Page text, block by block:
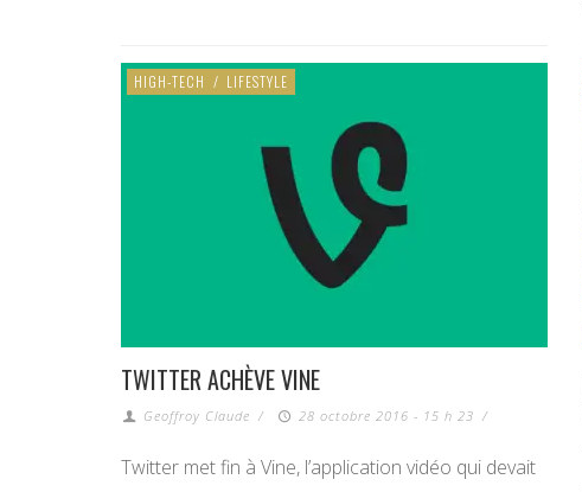
HIGH-TECH / LIFESTYLE
TWITTER ACHÈVE VINE
Geoffroy Claude / 28 octobre 2016 - 15 h 23 /
Twitter met fin à Vine, l’application vidéo qui devait